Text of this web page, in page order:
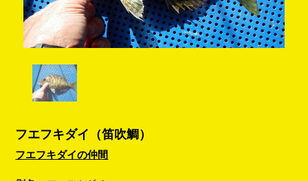
フエフキダイ（笛吹鯛）
フエフキダイの仲間